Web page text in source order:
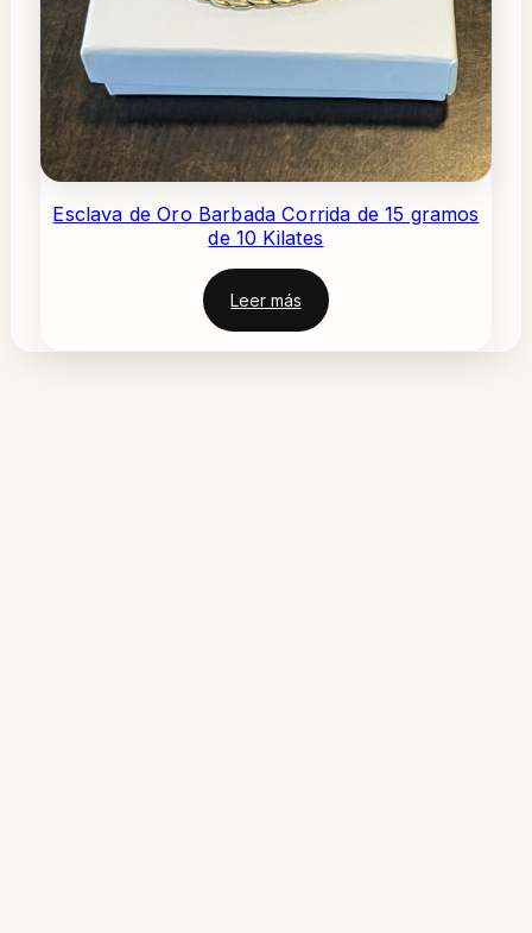
Esclava de Oro Barbada Corrida de 15 gramos
de 10 Kilates
Leer más